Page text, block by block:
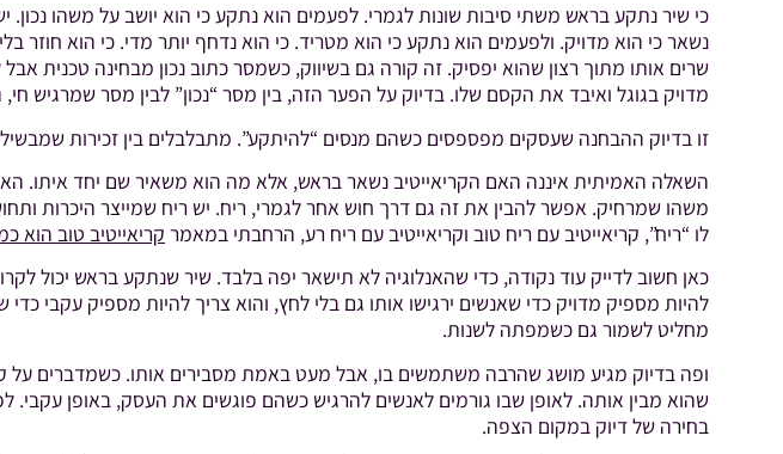
כי שיר נתקע בראש משתי סיבות שונות לגמרי. לפעמים הוא נתקע כי הוא יושב על משהו
נשאר כי הוא מדויק. ולפעמים הוא נתקע כי הוא מטריד. כי הוא נדחף יותר מדי. כי הוא
שרים אותו מתוך רצון שהוא יפסיק. זה קורה גם בשיווק, כשמסר כתוב נכון מבחינה
מדויק בגוגל ואיבד את הקסם שלו. בדיוק על הפער הזה, בין מסר “נכון” לבין מסר שמרגיש
זו בדיוק ההבחנה שעסקים מפספסים כשהם מנסים “להיתקע”. מתבלבלים בין זכירות
השאלה האמיתית איננה האם הקריאייטיב נשאר בראש, אלא מה הוא משאיר שם יחד
משהו שמרחיק. אפשר להבין את זה גם דרך חוש אחר לגמרי, ריח. יש ריח שמייצר היכרות
לו “ריח”, קריאייטיב עם ריח טוב וקריאייטיב עם ריח רע, הרחבתי במאמר קריאייטיב טוב הוא
כאן חשוב לדייק עוד נקודה, כדי שהאנלוגיה לא תישאר יפה בלבד. שיר שנתקע בראש יכול
להיות מספיק מדויק כדי שאנשים ירגישו אותו גם בלי לחץ, והוא צריך להיות מספיק עקבי
מחליט לשמור גם כשמפתה לשנות.
ופה בדיוק מגיע מושג שהרבה משתמשים בו, אבל מעט באמת מסבירים אותו. כשמדברים על קו
שהוא מבין אותה. לאופן שבו גורמים לאנשים להרגיש כשהם פוגשים את העסק, באופן
בחירה של דיוק במקום הצפה.